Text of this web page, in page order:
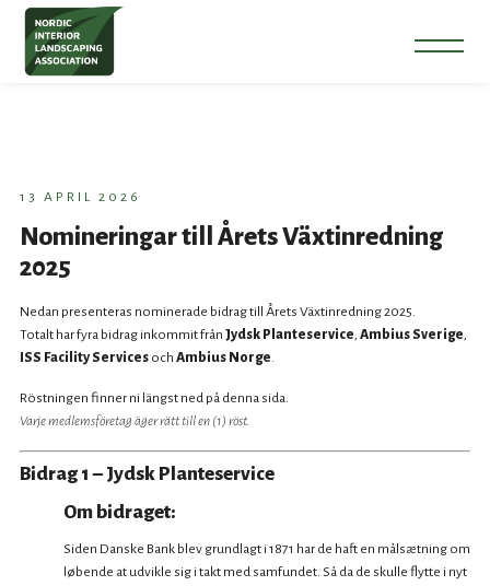
13 APRIL 2026
Nomineringar till Årets Växtinredning
2025
Nedan presenteras nominerade bidrag till Årets Växtinredning 2025.
Totalt har fyra bidrag inkommit från Jydsk Planteservice, Ambius Sverige,
ISS Facility Servicesoch Ambius Norge.
Röstningen finner ni längst ned på denna sida.
Varje medlemsföretag äger rätt till en (1) röst.
Bidrag 1 – Jydsk Planteservice
Om bidraget:
Siden Danske Bank blev grundlagt i 1871 har de haft en målsætning om
løbende at udvikle sig i takt med samfundet. Så da de skulle flytte i nyt